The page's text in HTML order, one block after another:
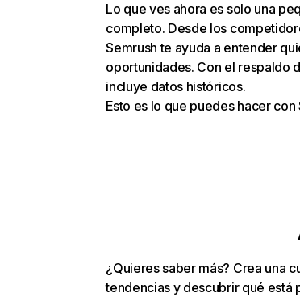
Lo que ves ahora es solo una
completo. Desde los
Semrush te ayuda a entender
oportunidades. Con el respaldo
incluye datos históricos.
Esto es lo que puedes hacer con
¿Quieres saber más? Crea una
tendencias y descubrir qué está